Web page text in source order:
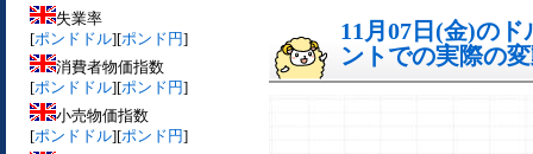
失業率
[ポンドドル][ポンド円]
消費者物価指数
[ポンドドル][ポンド円]
小売物価指数
[ポンドドル][ポンド円]
11月07日(金)の
ントでの実際の